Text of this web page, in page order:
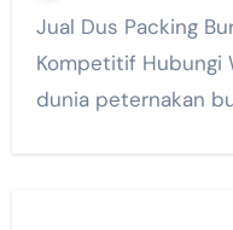
Jual Dus Packing Burung di Sumedang, Harga
Kompetitif Hubungi
dunia peternakan